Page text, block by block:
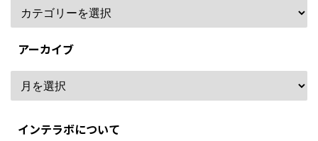
アーカイブ
インテラボについて